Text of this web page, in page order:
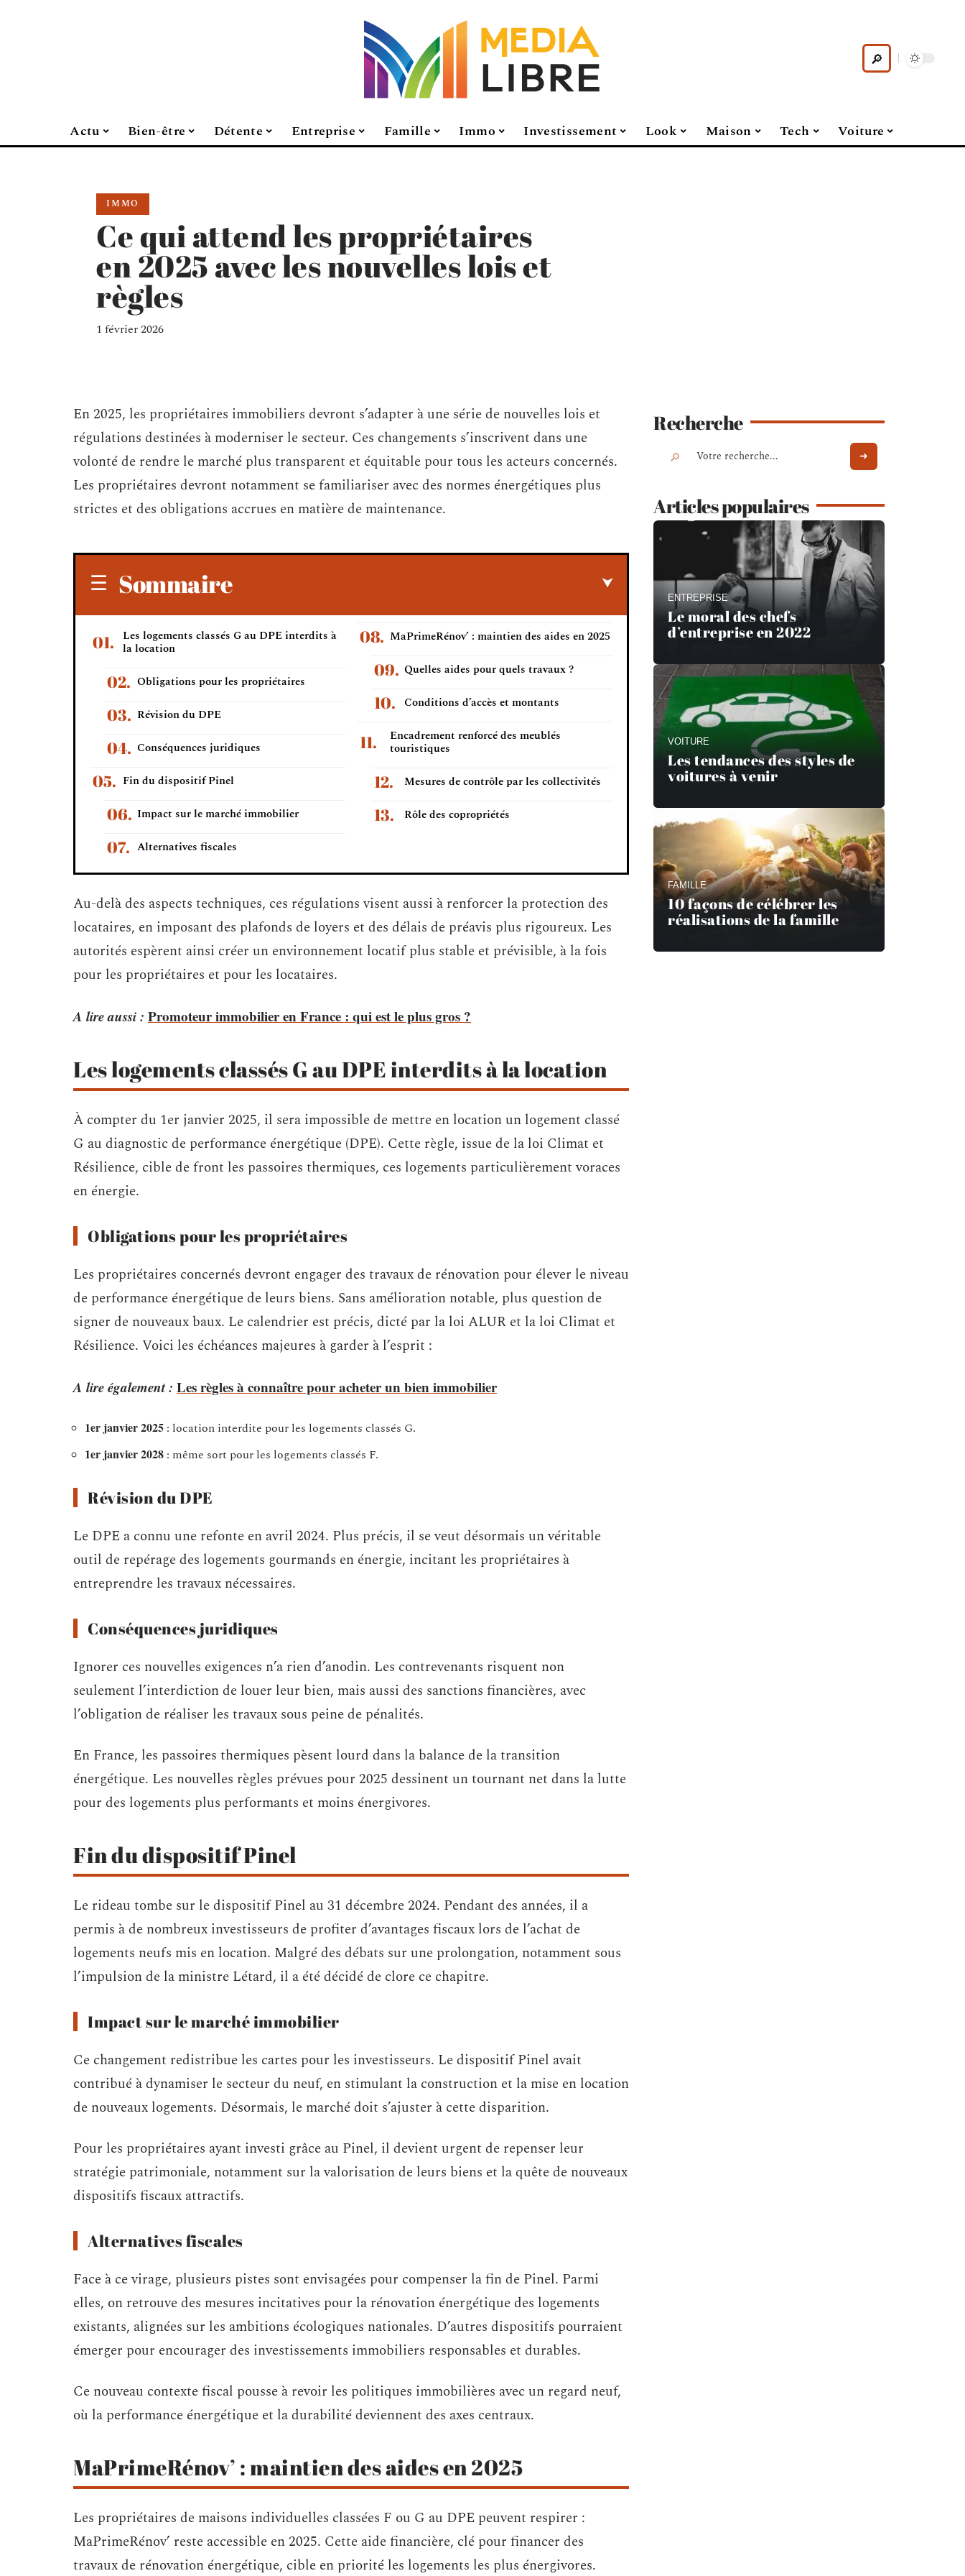
Actu Bien-être Détente Entreprise Famille Immo Investissement Look Maison Tech Voiture
IMMO
Ce qui attend les propriétaires
en 2025 avec les nouvelles lois et
règles
1 février 2026
En 2025, les propriétaires immobiliers devront s’adapter à une série de nouvelles lois et
régulations destinées à moderniser le secteur. Ces changements s’inscrivent dans une
volonté de rendre le marché plus transparent et équitable pour tous les acteurs concernés.
Les propriétaires devront notamment se familiariser avec des normes énergétiques plus
strictes et des obligations accrues en matière de maintenance.
Sommaire
Les logements classés G au DPE interdits à
la location
Obligations pour les propriétaires
Révision du DPE
Conséquences juridiques
Fin du dispositif Pinel
Impact sur le marché immobilier
Alternatives fiscales
MaPrimeRénov’ : maintien des aides en 2025
Quelles aides pour quels travaux ?
Conditions d’accès et montants
Encadrement renforcé des meublés
touristiques
Mesures de contrôle par les collectivités
Rôle des copropriétés
Au-delà des aspects techniques, ces régulations visent aussi à renforcer la protection des
locataires, en imposant des plafonds de loyers et des délais de préavis plus rigoureux. Les
autorités espèrent ainsi créer un environnement locatif plus stable et prévisible, à la fois
pour les propriétaires et pour les locataires.
A lire aussi : Promoteur immobilier en France : qui est le plus gros ?
Les logements classés G au DPE interdits à la location
À compter du 1er janvier 2025, il sera impossible de mettre en location un logement classé
G au diagnostic de performance énergétique (DPE). Cette règle, issue de la loi Climat et
Résilience, cible de front les passoires thermiques, ces logements particulièrement voraces
en énergie.
Obligations pour les propriétaires
Les propriétaires concernés devront engager des travaux de rénovation pour élever le niveau
de performance énergétique de leurs biens. Sans amélioration notable, plus question de
signer de nouveaux baux. Le calendrier est précis, dicté par la loi ALUR et la loi Climat et
Résilience. Voici les échéances majeures à garder à l’esprit :
A lire également : Les règles à connaître pour acheter un bien immobilier
1er janvier 2025 : location interdite pour les logements classés G.
1er janvier 2028 : même sort pour les logements classés F.
Révision du DPE
Le DPE a connu une refonte en avril 2024. Plus précis, il se veut désormais un véritable
outil de repérage des logements gourmands en énergie, incitant les propriétaires à
entreprendre les travaux nécessaires.
Conséquences juridiques
Ignorer ces nouvelles exigences n’a rien d’anodin. Les contrevenants risquent non
seulement l’interdiction de louer leur bien, mais aussi des sanctions financières, avec
l’obligation de réaliser les travaux sous peine de pénalités.
En France, les passoires thermiques pèsent lourd dans la balance de la transition
énergétique. Les nouvelles règles prévues pour 2025 dessinent un tournant net dans la lutte
pour des logements plus performants et moins énergivores.
Fin du dispositif Pinel
Le rideau tombe sur le dispositif Pinel au 31 décembre 2024. Pendant des années, il a
permis à de nombreux investisseurs de profiter d’avantages fiscaux lors de l’achat de
logements neufs mis en location. Malgré des débats sur une prolongation, notamment sous
l’impulsion de la ministre Létard, il a été décidé de clore ce chapitre.
Impact sur le marché immobilier
Ce changement redistribue les cartes pour les investisseurs. Le dispositif Pinel avait
contribué à dynamiser le secteur du neuf, en stimulant la construction et la mise en location
de nouveaux logements. Désormais, le marché doit s’ajuster à cette disparition.
Pour les propriétaires ayant investi grâce au Pinel, il devient urgent de repenser leur
stratégie patrimoniale, notamment sur la valorisation de leurs biens et la quête de nouveaux
dispositifs fiscaux attractifs.
Alternatives fiscales
Face à ce virage, plusieurs pistes sont envisagées pour compenser la fin de Pinel. Parmi
elles, on retrouve des mesures incitatives pour la rénovation énergétique des logements
existants, alignées sur les ambitions écologiques nationales. D’autres dispositifs pourraient
émerger pour encourager des investissements immobiliers responsables et durables.
Ce nouveau contexte fiscal pousse à revoir les politiques immobilières avec un regard neuf,
où la performance énergétique et la durabilité deviennent des axes centraux.
MaPrimeRénov’ : maintien des aides en 2025
Les propriétaires de maisons individuelles classées F ou G au DPE peuvent respirer :
MaPrimeRénov’ reste accessible en 2025. Cette aide financière, clé pour financer des
travaux de rénovation énergétique, cible en priorité les logements les plus énergivores.
Recherche
Articles populaires
ENTREPRISE
Le moral des chefs
d’entreprise en 2022
VOITURE
Les tendances des styles de
voitures à venir
FAMILLE
10 façons de célébrer les
réalisations de la famille